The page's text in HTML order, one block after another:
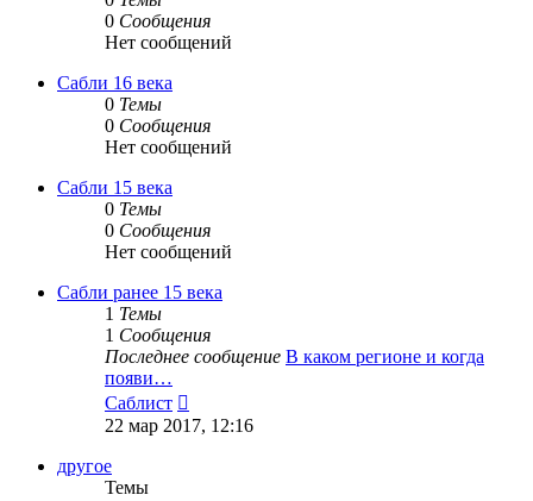
0 Сообщения
Нет сообщений
Сабли 16 века
0 Темы
0 Сообщения
Нет сообщений
Сабли 15 века
0 Темы
0 Сообщения
Нет сообщений
Сабли ранее 15 века
1 Темы
1 Сообщения
Последнее сообщение В каком регионе и когда
появи…
Саблист
к
последнему
22 мар 2017, 12:16
другое
Темы